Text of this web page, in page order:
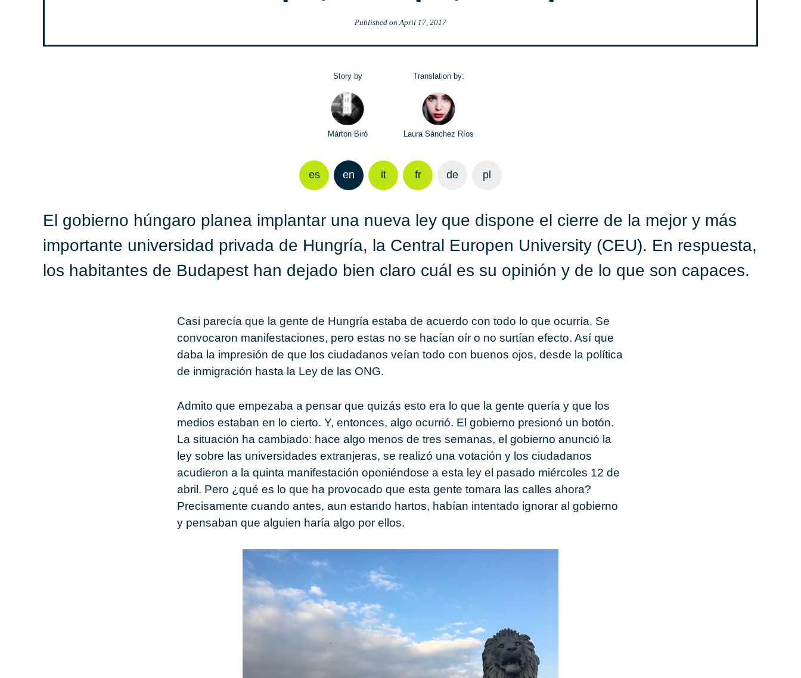
Published onApril 17, 2017
Story by
Márton Biró
Translation by:
Laura Sánchez Ríos
es en it fr de pl
El gobierno húngaro planea implantar una nueva ley que dispone el cierre de la mejor y más
importante universidad privada de Hungría, la Central Europen University (CEU). En respuesta,
los habitantes de Budapest han dejado bien claro cuál es su opinión y de lo que son capaces.
Casi parecía que la gente de Hungría estaba de acuerdo con todo lo que ocurría. Se
convocaron manifestaciones, pero estas no se hacían oír o no surtían efecto. Así que
daba la impresión de que los ciudadanos veían todo con buenos ojos, desde la política
de inmigración hasta la Ley de las ONG.
Admito que empezaba a pensar que quizás esto era lo que la gente quería y que los
medios estaban en lo cierto. Y, entonces, algo ocurrió. El gobierno presionó un botón.
La situación ha cambiado: hace algo menos de tres semanas, el gobierno anunció la
ley sobre las universidades extranjeras, se realizó una votación y los ciudadanos
acudieron a la quinta manifestación oponiéndose a esta ley el pasado miércoles 12 de
abril. Pero ¿qué es lo que ha provocado que esta gente tomara las calles ahora?
Precisamente cuando antes, aun estando hartos, habían intentado ignorar al gobierno
y pensaban que alguien haría algo por ellos.